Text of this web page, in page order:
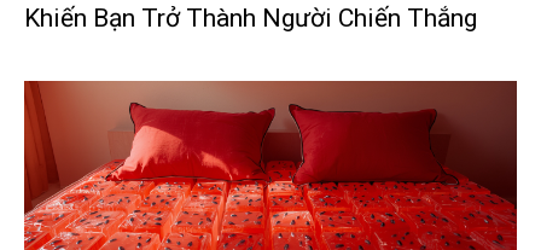
Khiến Bạn Trở Thành Người Chiến Thắng